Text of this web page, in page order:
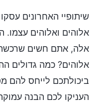
שיתופיי האחרונים
אלוהים ואלוהים
אלה, אתם חשים
אלוהים? כמה גדולים
ביכולתכם לייחס להם
העניקו לכם הבנה